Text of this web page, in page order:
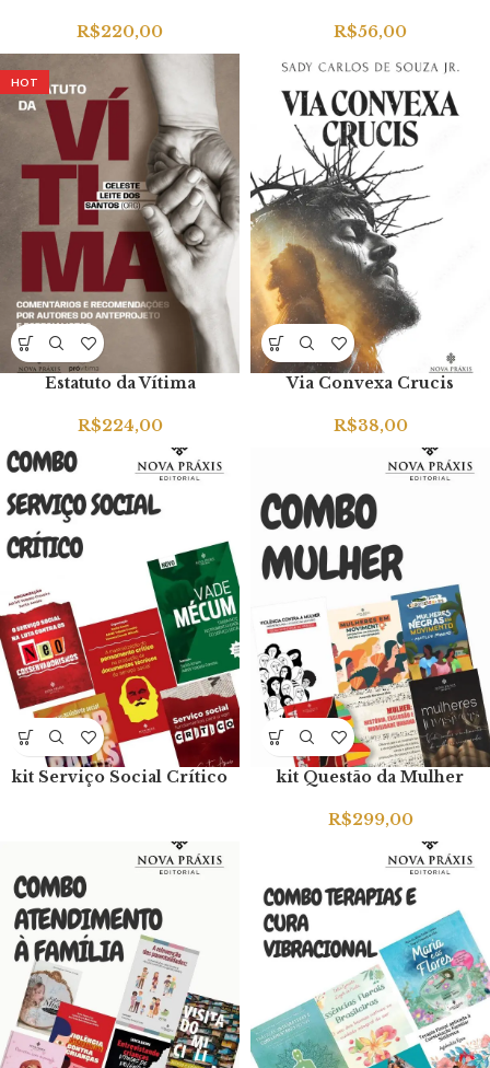
Brasil.
R$220,00
R$56,00
HOT
Estatuto da Vítima
R$224,00
Via Convexa Crucis
R$38,00
kit Serviço Social Crítico kit Questão da Mulher
R$299,00